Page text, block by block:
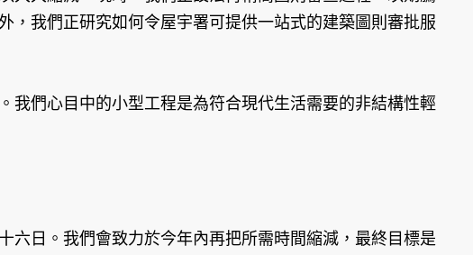
，我們正研究如何令屋宇署可提供一站式的建築圖則審批服
們心目中的小型工程是為符合現代生活需要的非結構性輕
日。我們會致力於今年內再把所需時間縮減，最終目標是